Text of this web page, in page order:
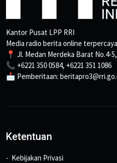
Kantor Pusat LPP RRI
Media radio berita online
📍 Jl. Medan Merdeka Barat No.4-
📞 +6221 350 0584, +6221 351 1086
📩 Pemberitaan:
Ketentuan
Kebijakan Privasi